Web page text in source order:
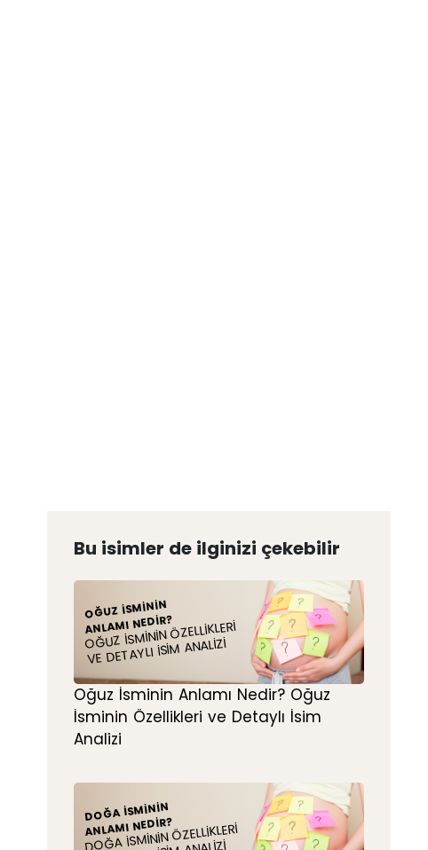
Bu isimler de ilginizi çekebilir
OĞUZ İSMININ
ANLAMI NEDIR?
OĞUZ İSMININ ÖZELLIKLERI
VE DETAYLI İSIM ANALIZI
Oğuz İsminin Anlamı Nedir? Oğuz
İsminin Özellikleri ve Detaylı İsim
Analizi
DOĞA İSMININ
ANLAMI NEDIR?
DOĞA İSMININ ÖZELLIKLERI